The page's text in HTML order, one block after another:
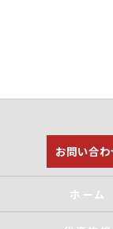
お問い合
ホーム